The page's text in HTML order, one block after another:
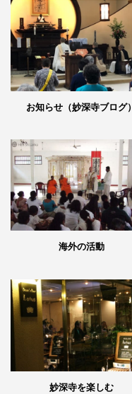
お知らせ（妙深寺ブログ）
海外の活動
妙深寺を楽しむ